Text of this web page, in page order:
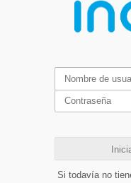
Si todavía no